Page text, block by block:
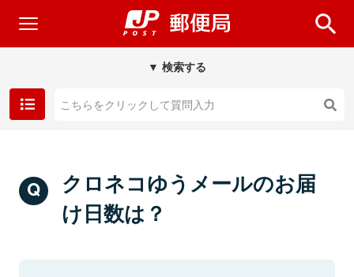
▼ 検索する
クロネコゆうメールのお届
け日数は？